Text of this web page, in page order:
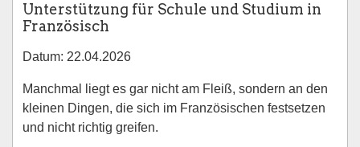
Unterstützung für Schule und Studium in
Französisch
Datum: 22.04.2026
Manchmal liegt es gar nicht am Fleiß, sondern an den
kleinen Dingen, die sich im Französischen festsetzen
und nicht richtig greifen.